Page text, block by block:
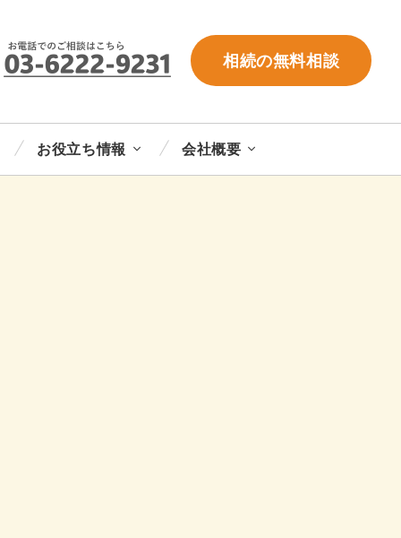
相続の無料相談
お役立ち情報 会社概要